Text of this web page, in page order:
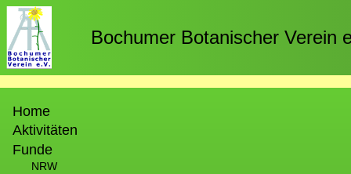
Direkt
zum
Inhalt
Bochumer Botanischer Verein
Home
Aktivitäten
Funde
NRW